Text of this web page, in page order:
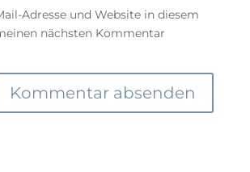
Adresse und Website in diesem
nächsten Kommentar